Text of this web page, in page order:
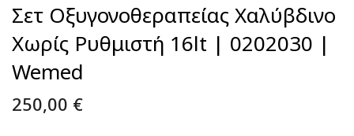
Σετ Οξυγονοθεραπείας Χαλύβδινο
Χωρίς Ρυθμιστή 16lt | 0202030 |
Wemed
250,00 €